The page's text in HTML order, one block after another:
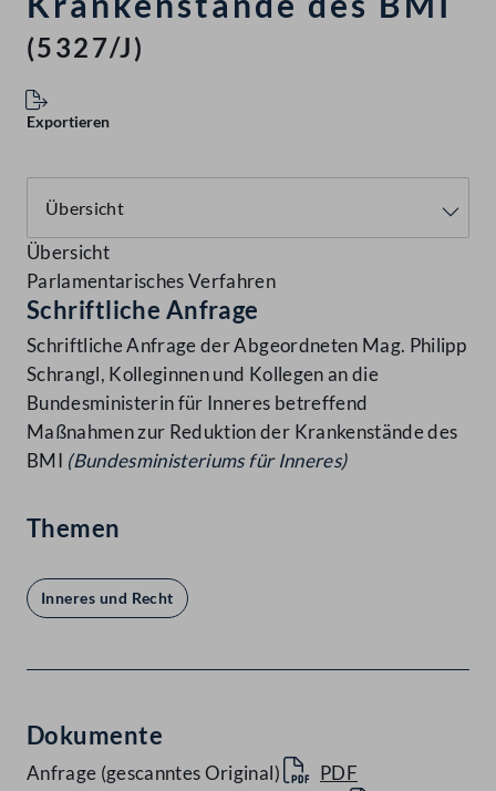
(5327/J)
Exportieren
Übersicht
Parlamentarisches Verfahren
Schriftliche Anfrage
Schriftliche Anfrage der Abgeordneten Mag. Philipp
Schrangl, Kolleginnen und Kollegen an die
Bundesministerin für Inneres betreffend
Maßnahmen zur Reduktion der Krankenstände des
BMI (Bundesministeriums für Inneres)
Themen
Inneres und Recht
Dokumente
Anfrage (gescanntes Original)
PDF